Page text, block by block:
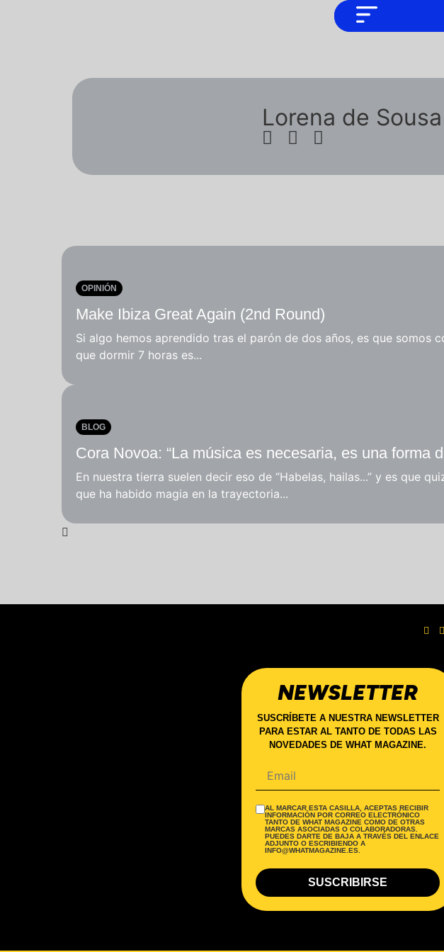
Lorena de
OPINIÓN
Make Ibiza Great Again (2nd Round)
Si algo hemos aprendido tras el parón de dos años, es que somos
que dormir 7 horas es...
BLOG
Cora Novoa: “La música es necesaria, es una forma
En nuestra tierra suelen decir eso de “Habelas, hailas...” y es que
que ha habido magia en la trayectoria...
NEWSLETTER
SUSCRÍBETE A NUESTRA NEWSLETTER
PARA ESTAR AL TANTO DE TODAS LAS
NOVEDADES DE WHAT MAGAZINE.
AL MARCAR ESTA CASILLA, ACEPTAS RECIBIR
INFORMACIÓN POR CORREO ELECTRÓNICO
TANTO DE WHAT MAGAZINE COMO DE OTRAS
MARCAS ASOCIADAS O COLABORADORAS.
PUEDES DARTE DE BAJA A TRAVÉS DEL ENLACE
ADJUNTO O ESCRIBIENDO A
INFO@WHATMAGAZINE.ES.